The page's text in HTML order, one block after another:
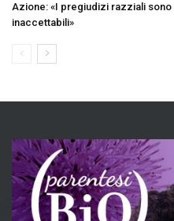
Azione: «I pregiudizi razziali sono
inaccettabili»